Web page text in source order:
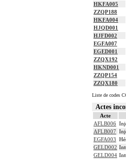
HKFA005
ZZQP188
HKFA004
HJQD001
HJFD002
EGFA007
EGED001
ZZQX192
HKND001
ZZQP154
ZZQX180
Liste de codes
Actes
Acte
AFLB006
AFLB007
EGFA003
GELD002
GELD004